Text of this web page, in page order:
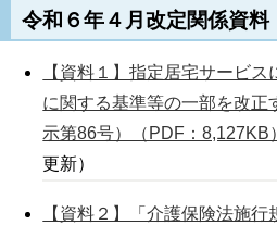
令和６年４月改定関係資
【資料１】指定居宅サービ
に関する基準等の一部を改正
示第86号）（PDF：8,127KB
更新）
【資料２】「介護保険法施